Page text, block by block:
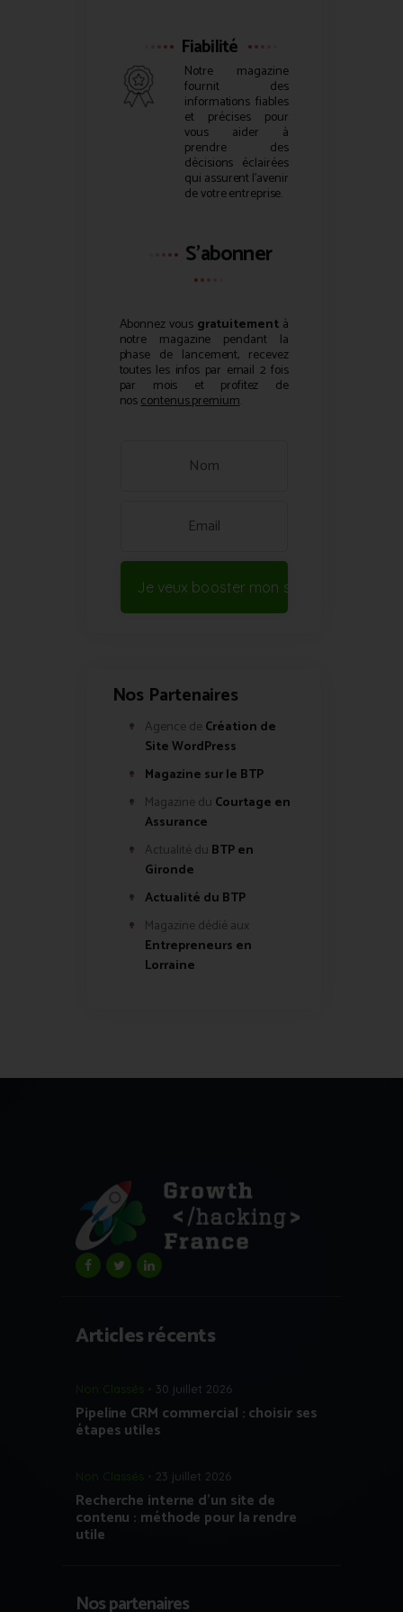
Fiabilité
Notre magazine
fournit des
informations fiables
et précises pour
vous aider à
prendre des
décisions éclairées
qui assurent l’avenir
de votre entreprise.
S'abonner
Abonnez vous gratuitementà
notre magazine pendant la
phase de lancement, recevez
toutes les infos par email 2 fois
par mois et profitez de
noscontenus premium.
Je veux booster mon site !
Nos Partenaires
Agence de Création de
Site WordPress
Magazine sur le BTP
Magazine du Courtage en
Assurance
Actualité du BTP en
Gironde
Actualité du BTP
Magazine dédié aux
Entrepreneurs en
Lorraine
Articles récents
Non Classés 30 juillet 2026
Pipeline CRM commercial : choisir ses
étapes utiles
Non Classés 23 juillet 2026
Recherche interne d’un site de
contenu : méthode pour la rendre
utile
Nos partenaires